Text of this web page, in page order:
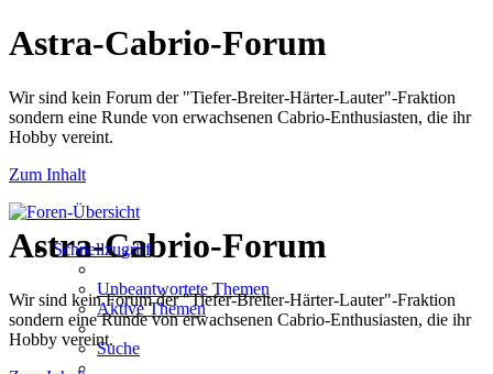
Astra-Cabrio-Forum
Wir sind kein Forum der "Tiefer-Breiter-Härter-Lauter"-Fraktion
sondern eine Runde von erwachsenen Cabrio-Enthusiasten, die ihr
Hobby vereint.
Zum Inhalt
Astra-Cabrio-Forum
Wir sind kein Forum der "Tiefer-Breiter-Härter-Lauter"-Fraktion
sondern eine Runde von erwachsenen Cabrio-Enthusiasten, die ihr
Hobby vereint.
Schnellzugriff
Unbeantwortete Themen
Aktive Themen
Suche